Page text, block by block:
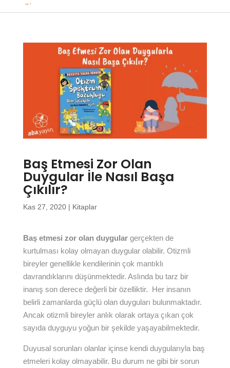
Baş Etmesi Zor Olan
Duygular İle Nasıl Başa
Çıkılır?
Kas 27, 2020| Kitaplar
Baş etmesi zor olan duygulargerçekten de
kurtulması kolay olmayan duygular olabilir. Otizmli
bireyler genellikle kendilerinin çok mantıklı
davrandıklarını düşünmektedir. Aslında bu tarz bir
inanış son derece değerli bir özelliktir. Her insanın
belirli zamanlarda güçlü olan duyguları bulunmaktadır.
Ancak otizmli bireyler anlık olarak ortaya çıkan çok
sayıda duyguyu yoğun bir şekilde yaşayabilmektedir.
Duyusal sorunları olanlar içinse kendi duygularıyla baş
etmeleri kolay olmayabilir. Bu durum ne gibi bir sorun